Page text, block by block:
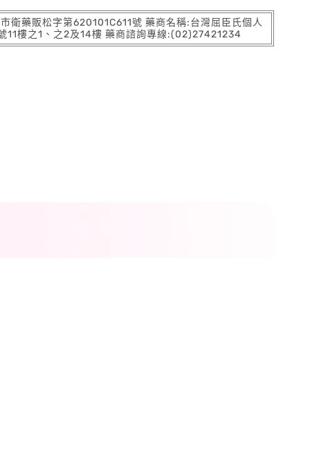
藥販松字第620101C611號 藥商名稱:台灣屈臣氏個人
11樓之1、之2及14樓 藥商諮詢專線:(02)27421234